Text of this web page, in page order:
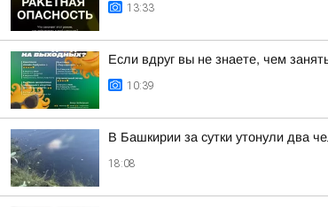
13:33
Если вдруг вы не знаете, чем
10:39
В Башкирии за сутки утонули два
18:08